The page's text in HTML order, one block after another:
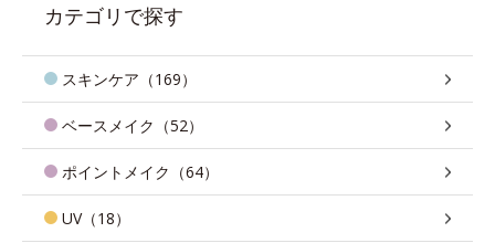
カテゴリで探す
スキンケア（169）
ベースメイク（52）
ポイントメイク（64）
UV（18）